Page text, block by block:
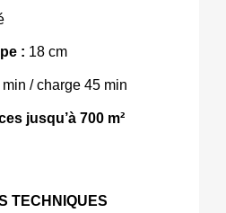
: 18 cm
/ charge 45 min
jusqu’à 700 m²
TECHNIQUES